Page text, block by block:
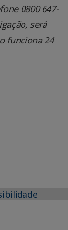
0800 647-
será
funciona 24